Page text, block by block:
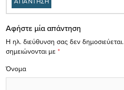
Αφήστε μία απάντηση
Η ηλ. διεύθυνση σας δεν δημοσιεύεται.
σημειώνονται με *
Όνομα